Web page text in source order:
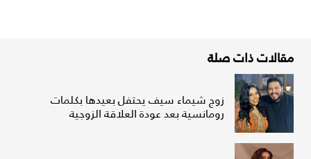
مقالات ذات صلة
زوج شيماء سيف يحتفل بعيدها بكلمات
رومانسية بعد عودة العلاقة الزوجية